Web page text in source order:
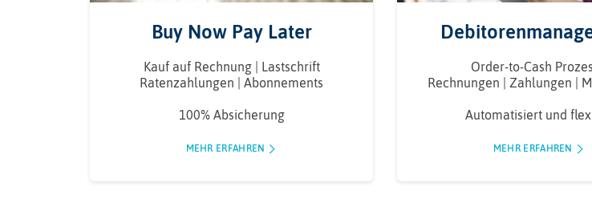
Buy Now Pay Later
Kauf auf Rechnung | Lastschrift
Ratenzahlungen | Abonnements
100% Absicherung
MEHR ERFAHREN
Order-to-Cash
Rechnungen | Zahlungen |
Automatisiert und
MEHR ERFAHREN